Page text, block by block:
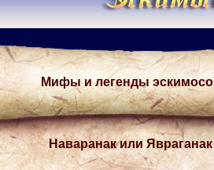
Мифы и легенды
Наваранак или Явраганак